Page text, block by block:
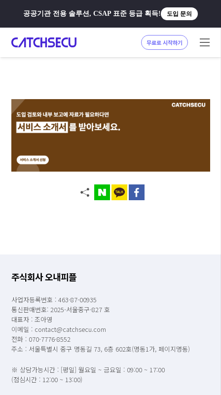
공공기관 전용 솔루션, CSAP 표준 등급 획득! 도입 문의
무료로 시작하기
주식회사 오내피플
사업자등록번호 : 463-87-00935
통신판매번호: 2025-서울중구-827 호
대표자 : 조아영
이메일 : contact@catchsecu.com
전화 : 070-7776-8552
주소 : 서울특별시 중구 명동길 73, 6층 602호(명동1가, 페이지명동)
※ 상담가능시간 : [평일] 월요일 ~ 금요일 : 09:00 ~ 17:00
(점심시간 : 12:00 ~ 13:00)